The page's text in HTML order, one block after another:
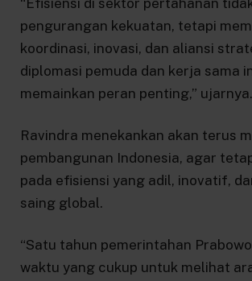
“Efisiensi di sektor pertahanan
pengurangan kekuatan, tetapi
koordinasi, inovasi, dan aliansi
diplomasi pemuda dan kerja sama
memainkan peran penting,” ujarnya.
Ravindra menekankan akan terus
pembangunan Indonesia, agar
pada efisiensi yang adil, inovatif,
saing global.
“Satu tahun pemerintahan
waktu yang cukup untuk melihat